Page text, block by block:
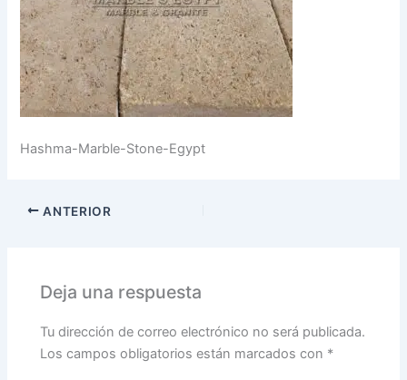
Hashma-Marble-Stone-Egypt
ANTERIOR
Deja una respuesta
Tu dirección de correo electrónico no será publicada.
Los campos obligatorios están marcados con *